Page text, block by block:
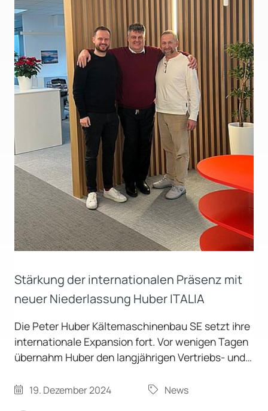
Stärkung der internationalen Präsenz mit
neuer Niederlassung Huber ITALIA
Die Peter Huber Kältemaschinenbau SE setzt ihre
internationale Expansion fort. Vor wenigen Tagen
übernahm Huber den langjährigen Vertriebs- und
offiziell in die Konzernstruktur.
19. Dezember 2024 News